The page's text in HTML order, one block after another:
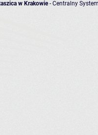
w Krakowie- Centralny